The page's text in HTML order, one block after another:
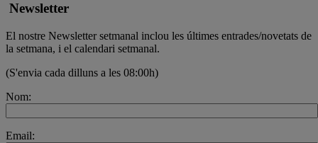
Newsletter
El nostre Newsletter setmanal inclou les últimes entrades/novetats de
la setmana, i el calendari setmanal.
(S'envia cada dilluns a les 08:00h)
Nom:
Email: